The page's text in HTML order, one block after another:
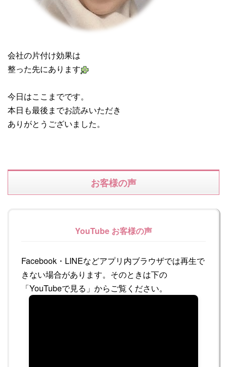
会社の片付け効果は
整った先にあります
今日はここまでです。
本日も最後までお読みいただき
ありがとうございました。
お客様の声
YouTube お客様の声
Facebook・LINEなどアプリ内ブラウザでは再生で
きない場合があります。そのときは下の
「YouTubeで見る」からご覧ください。